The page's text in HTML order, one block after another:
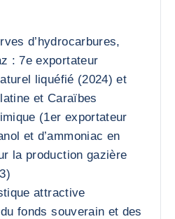
d’hydrocarbures,
: 7e exportateur
liquéfié (2024) et
et Caraïbes
(1er exportateur
et d’ammoniac en
la production gazière
attractive
fonds souverain et des